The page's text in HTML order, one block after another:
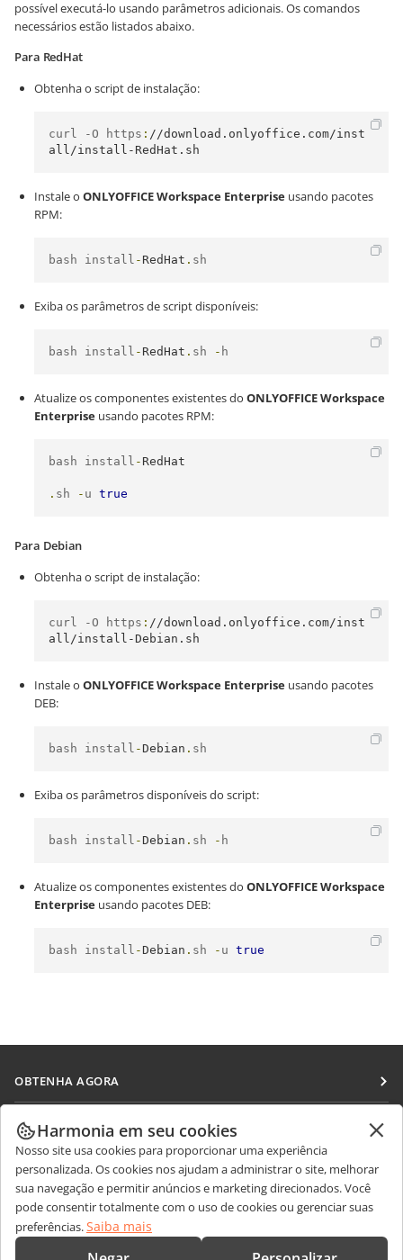
possível executá-lo usando parâmetros adicionais. Os comandos
necessários estão listados abaixo.
Para RedHat
Obtenha o script de instalação:
curl -O https : //download.onlyoffice.com/inst
all/install-RedHat.sh
Instale o ONLYOFFICE Workspace Enterprise usando pacotes
RPM:
bash install - RedHat . sh
Exiba os parâmetros de script disponíveis:
bash install - RedHat . sh - h
Atualize os componentes existentes do ONLYOFFICE Workspace
Enterprise usando pacotes RPM:
bash install - RedHat
. sh - u true
Para Debian
Obtenha o script de instalação:
curl -O https : //download.onlyoffice.com/inst
all/install-Debian.sh
Instale o ONLYOFFICE Workspace Enterprise usando pacotes
DEB:
bash install -Debian . sh
Exiba os parâmetros disponíveis do script:
bash install -Debian . sh - h
Atualize os componentes existentes do ONLYOFFICE Workspace
Enterprise usando pacotes DEB:
bash install -Debian . sh - u true
OBTENHA AGORA
Docs
DocSpace
Workspace
Conectores
Aplicativos para desktop
COLABORAR
Para colaboradores
Para tradutores
Para influenciadores
Vagas
RECEBA NOTÍCIAS
Blog
OBTER AJUDA
Fórum
CONTATE-NOS
Harmonia em seu cookies
Nosso site usa cookies para proporcionar uma experiência
personalizada. Os cookies nos ajudam a administrar o site, melhorar
sua navegação e permitir anúncios e marketing direcionados. Você
pode consentir totalmente com o uso de cookies ou gerenciar suas
preferências.Saiba mais